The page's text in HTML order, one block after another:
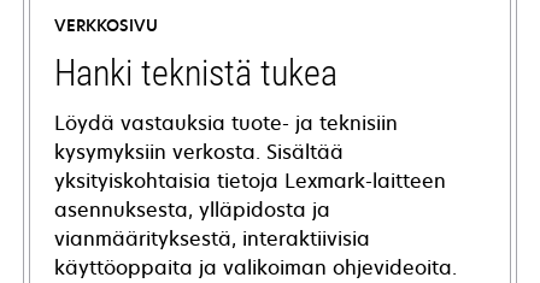
VERKKOSIVU
Hanki teknistä tukea
Löydä vastauksia tuote- ja teknisiin
kysymyksiin verkosta. Sisältää
yksityiskohtaisia tietoja Lexmark-laitteen
asennuksesta, ylläpidosta ja
vianmäärityksestä, interaktiivisia
käyttöoppaita ja valikoiman ohjevideoita.